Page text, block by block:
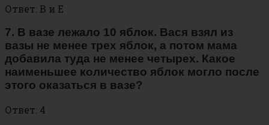
Ответ: B и E
7. В вазе лежало 10 яблок. Вася взял из
вазы не менее трех яблок, а потом мама
добавила туда не менее четырех. Какое
наименьшее количество яблок могло после
этого оказаться в вазе?
Ответ: 4